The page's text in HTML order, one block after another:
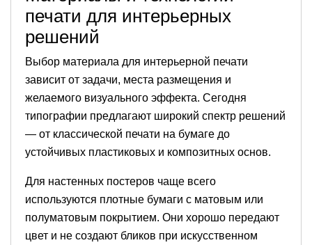
печати для интерьерных
решений
Выбор материала для интерьерной печати
зависит от задачи, места размещения и
желаемого визуального эффекта. Сегодня
типографии предлагают широкий спектр решений
— от классической печати на бумаге до
устойчивых пластиковых и композитных основ.
Для настенных постеров чаще всего
используются плотные бумаги с матовым или
полуматовым покрытием. Они хорошо передают
цвет и не создают бликов при искусственном